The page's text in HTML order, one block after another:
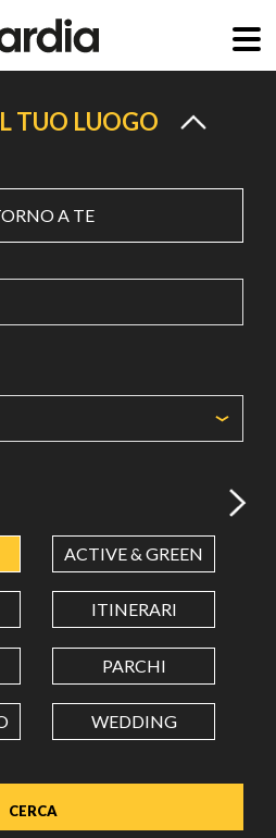
TUO LUOGO
A TE
dot (.) as decimal separator.
ACTIVE & GREEN
ITINERARI
PARCHI
WEDDING